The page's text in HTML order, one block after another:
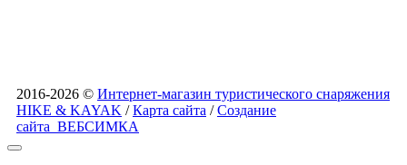
2016-2026 © Интернет-магазин туристического снаряжения
HIKE & KAYAK /Карта сайта /Создание
сайта ВЕБСИМКА